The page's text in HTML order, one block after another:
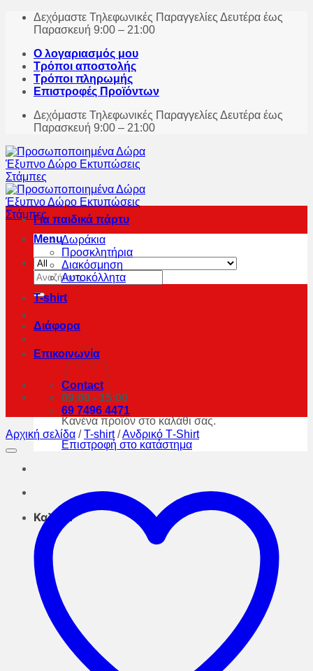
Skip
Δεχόμαστε Τηλεφωνικές Παραγγελίες Δευτέρα έως
Παρασκευή 9:00 – 21:00
Ο λογαριασμός μου
Τρόποι αποστολής
Τρόποι πληρωμής
Επιστροφές Προϊόντων
Δεχόμαστε Τηλεφωνικές Παραγγελίες Δευτέρα έως
Παρασκευή 9:00 – 21:00
Menu
Αναζήτηση
για:
Κανένα προϊόν στο καλάθι σας.
Επιστροφή στο κατάστημα
Καλάθι
Για παιδικά πάρτυ
Δωράκια
Προσκλητήρια
Διακόσμηση
Αυτοκόλλητα
T-shirt
Διάφορα
Επικοινωνία
Contact
09:00 - 15:00
69 7496 4471
Αρχική σελίδα / T-shirt /Aνδρικό Τ-Shirt